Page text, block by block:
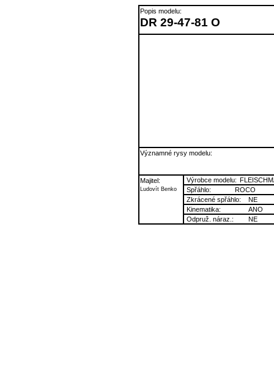
Popis modelu:
DR 29-47-81 O
Významné rysy modelu:
Majitel:
Ludovít Benko
Výrobce modelu:
Spřáhlo:
ROCO
Zkrácené spřáhlo:
NE
Kinematika:
ANO
Odpruž. náraz.:
NE